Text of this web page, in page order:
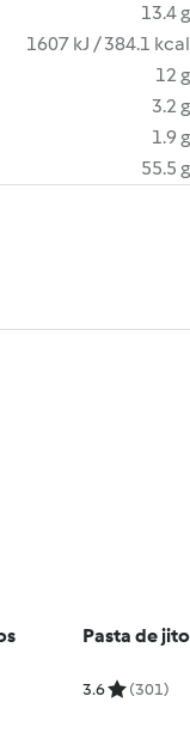
13.4 g
1607 kJ / 384.1 kcal
12 g
3.2 g
1.9 g
55.5 g
Pasta de
3.6 (301)